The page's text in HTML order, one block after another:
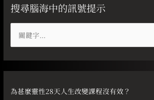
搜尋腦海中的訊號提示
尋
關
字
為甚麼靈性28天人生改變課程沒有效？